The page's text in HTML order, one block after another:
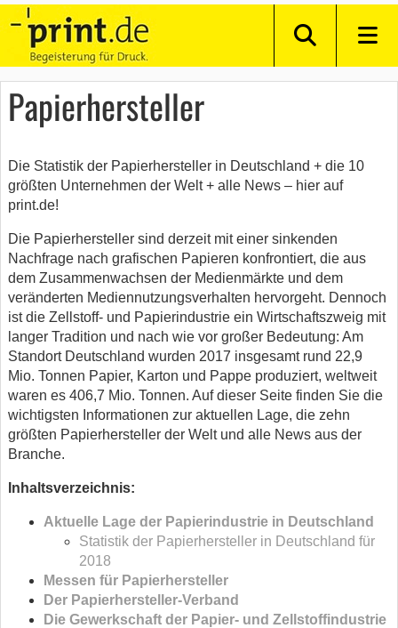
Papierhersteller
Die Statistik der Papierhersteller in Deutschland + die 10
größten Unternehmen der Welt + alle News – hier auf
print.de!
Die Papierhersteller sind derzeit mit einer sinkenden
Nachfrage nach grafischen Papieren konfrontiert, die aus
dem Zusammenwachsen der Medienmärkte und dem
veränderten Mediennutzungsverhalten hervorgeht. Dennoch
ist die Zellstoff- und Papierindustrie ein Wirtschaftszweig mit
langer Tradition und nach wie vor großer Bedeutung: Am
Standort Deutschland wurden 2017 insgesamt rund 22,9
Mio. Tonnen Papier, Karton und Pappe produziert, weltweit
waren es 406,7 Mio. Tonnen. Auf dieser Seite finden Sie die
wichtigsten Informationen zur aktuellen Lage, die zehn
größten Papierhersteller der Welt und alle News aus der
Branche.
Inhaltsverzeichnis:
Aktuelle Lage der Papierindustrie in Deutschland
Statistik der Papierhersteller in Deutschland für
2018
Messen für Papierhersteller
Der Papierhersteller-Verband
Die Gewerkschaft der Papier- und Zellstoffindustrie